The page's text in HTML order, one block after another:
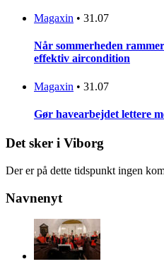
Magaxin • 31.07
Når sommerheden
effektiv aircondition
Magaxin • 31.07
Gør havearbejdet lettere
Det sker i Viborg
Der er på dette tidspunkt ingen
Navnenyt